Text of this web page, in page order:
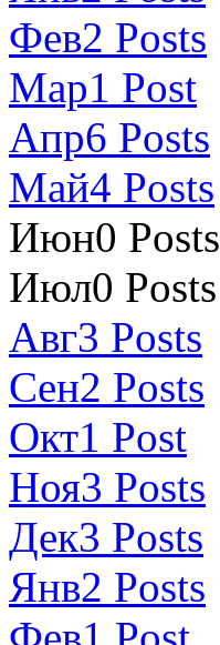
Фев2 Posts
Мар1 Post
Апр6 Posts
Май4 Posts
Июн0 Posts
Июл0 Posts
Авг3 Posts
Сен2 Posts
Окт1 Post
Ноя3 Posts
Дек3 Posts
Янв2 Posts